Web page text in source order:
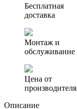
Бесплатная
доставка
Монтаж и
обслуживание
Цена от
производителя
Описание